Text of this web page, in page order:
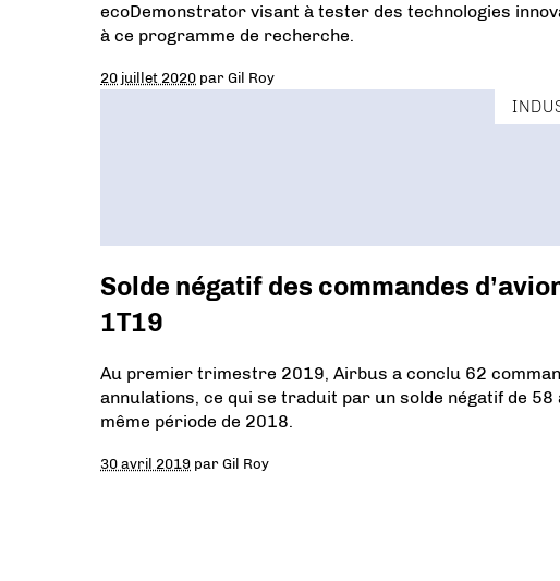
ecoDemonstrator visant à tester des technologies
à ce programme de recherche.
20 juillet 2020 parGil Roy
Solde négatif des commandes
1T19
Au premier trimestre 2019, Airbus a conclu 62
annulations, ce qui se traduit par un solde négatif de
même période de 2018.
30 avril 2019 parGil Roy